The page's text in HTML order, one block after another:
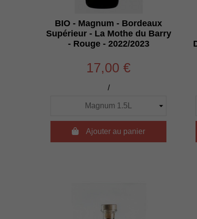
BIO - Magnum - Bordeaux
Supérieur - La Mothe du Barry
- Rouge - 2022/2023
17,00 €
/
Ajouter au panier